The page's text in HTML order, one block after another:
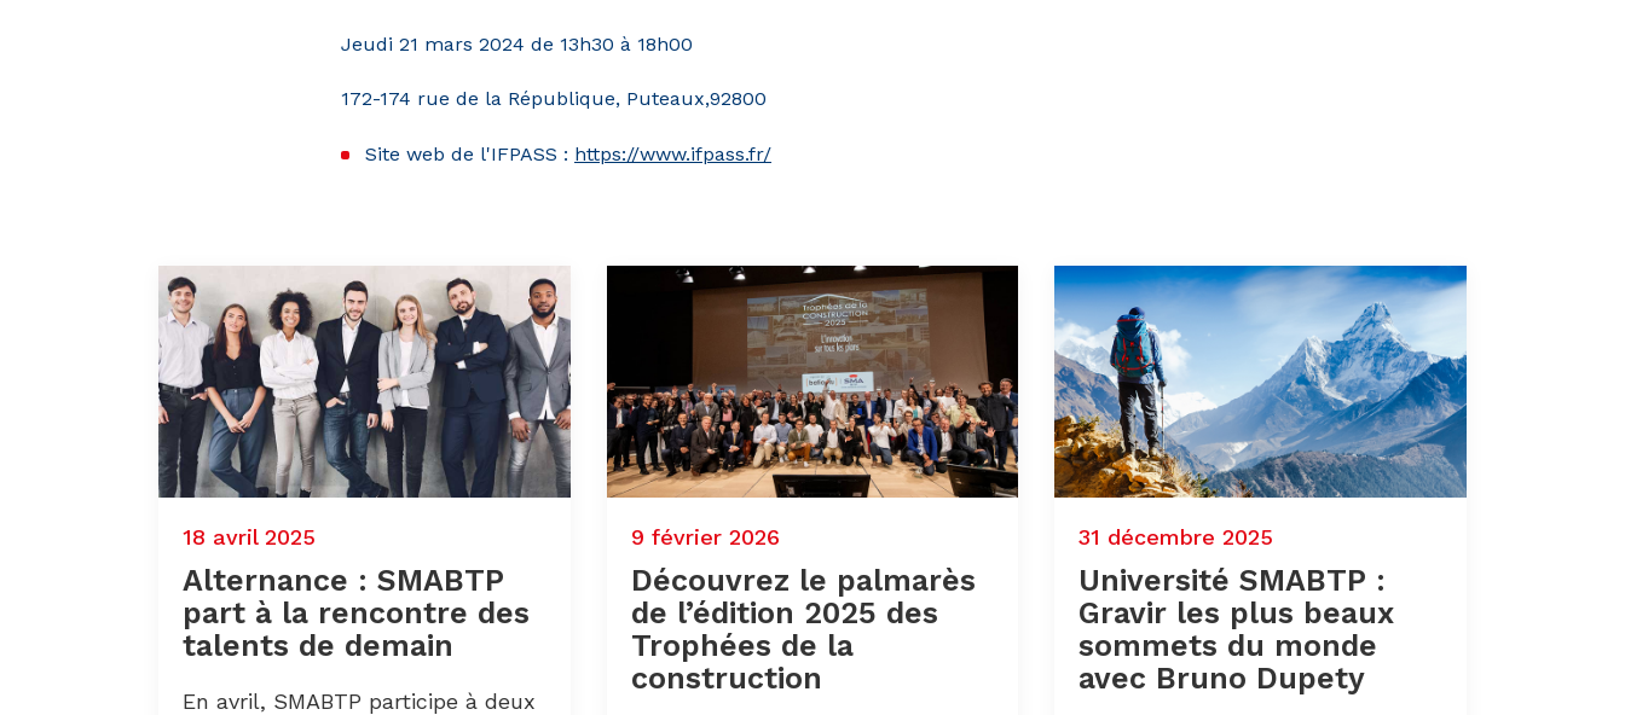
Jeudi 21 mars 2024 de 13h30 à 18h00
172-174 rue de la République, Puteaux,92800
Site web de l'IFPASS : https://www.ifpass.fr/
18 avril 2025
Alternance : SMABTP
part à la rencontre des
talents de demain
En avril, SMABTP participe à deux
9 février 2026
Découvrez le palmarès
de l’édition 2025 des
Trophées de la
construction
31 décembre 2025
Université SMABTP :
Gravir les plus beaux
sommets du monde
avec Bruno Dupety